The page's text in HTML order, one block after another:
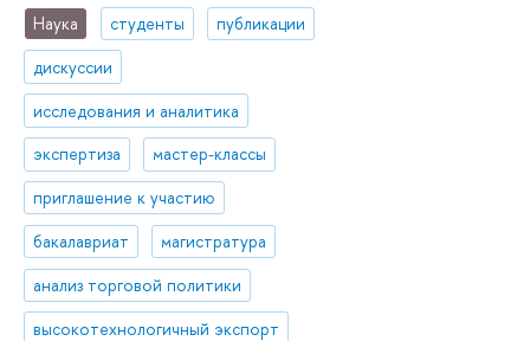
Наука студенты
публикации
дискуссии
исследования и аналитика
экспертиза
мастер-классы
приглашение к участию
бакалавриат
магистратура
анализ торговой политики
высокотехнологичный экспорт